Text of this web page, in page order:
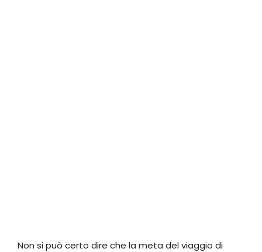
Non si può certo dire che la meta del viaggio di